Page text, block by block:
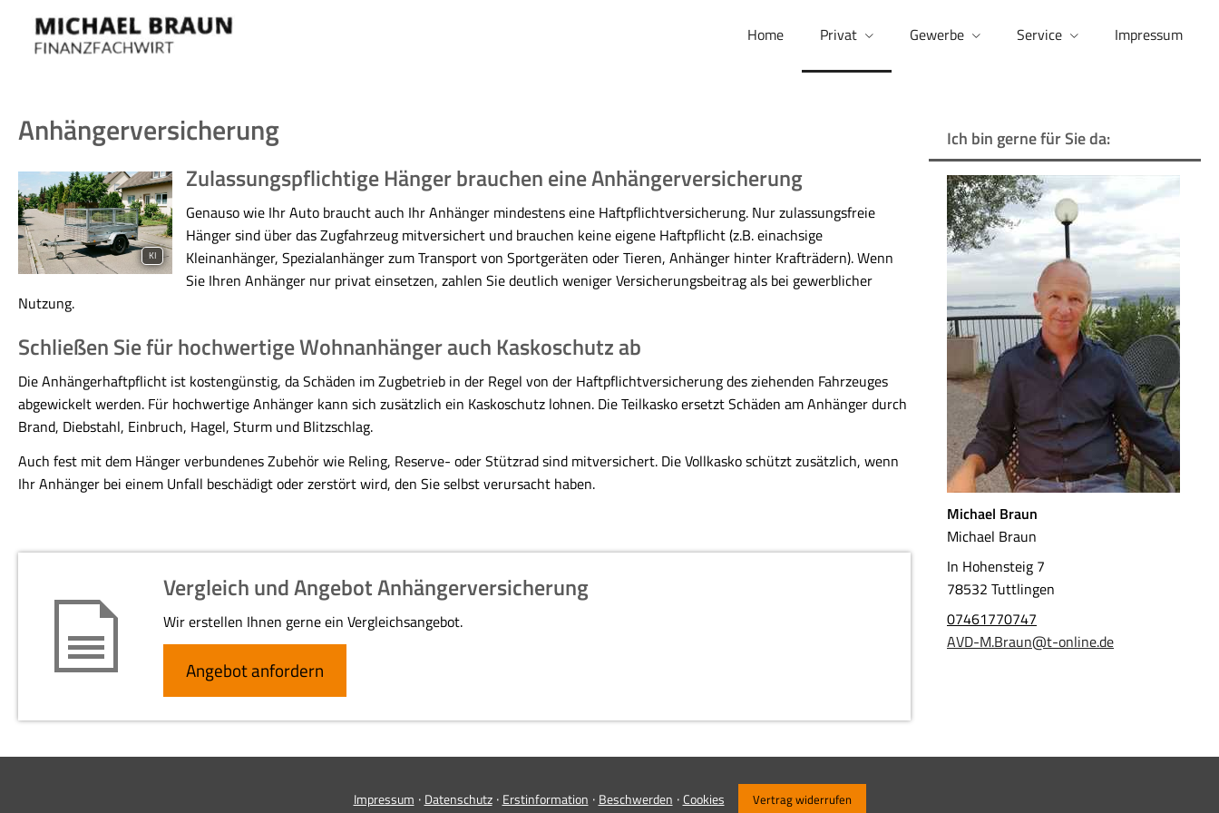
Home Privat Gewerbe Service Impressum
Ich bin gerne für Sie da:
Michael Braun
Michael Braun
In Hohensteig 7
78532 Tuttlingen
07461770747
AVD-M.Braun@t-online.de
Anhängerversicherung
KI
Zulassungspflichtige Hänger brauchen eine Anhängerversicherung
Genauso wie Ihr Auto braucht auch Ihr Anhänger mindestens eine Haft­pflichtversicherung. Nur zulassungsfreie
Hänger sind über das Zugfahrzeug mitversichert und brauchen keine eigene Haft­pflicht (z.B. einachsige
Kleinanhänger, Spezialanhänger zum Transport von Sportgeräten oder Tieren, Anhänger hinter Krafträdern). Wenn
Sie Ihren Anhänger nur privat einsetzen, zahlen Sie deutlich weniger Versicherungsbeitrag als bei gewerblicher
Nutzung.
Schließen Sie für hochwertige Wohnanhänger auch Kaskoschutz ab
Die Anhängerhaftpflicht ist kostengünstig, da Schäden im Zugbetrieb in der Regel von der Haft­pflichtversicherung des ziehenden Fahrzeuges
abgewickelt werden. Für hochwertige Anhänger kann sich zusätzlich ein Kaskoschutz lohnen. Die Teilkasko ersetzt Schäden am Anhänger durch
Brand, Diebstahl, Einbruch, Hagel, Sturm und Blitzschlag.
Auch fest mit dem Hänger verbundenes Zubehör wie Reling, Reserve- oder Stützrad sind mitversichert. Die Vollkasko schützt zusätzlich, wenn
Ihr Anhänger bei einem Unfall beschädigt oder zerstört wird, den Sie selbst verursacht haben.
Vergleich und Angebot Anhängerversicherung
Wir erstellen Ihnen gerne ein Vergleichsangebot.
An­ge­bot an­for­dern
Impressum · Datenschutz· Erstinformation · Beschwerden ·Cookies Vertrag widerrufen